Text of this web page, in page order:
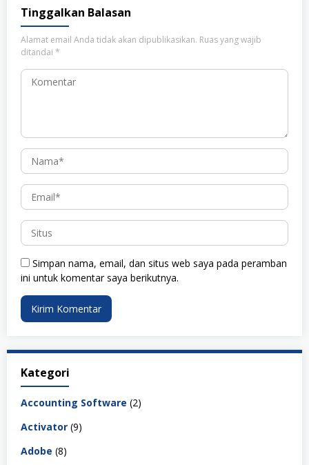
Tinggalkan Balasan
Alamat email Anda tidak akan dipublikasikan. Ruas yang wajib
ditandai *
Simpan nama, email, dan situs web saya pada peramban
ini untuk komentar saya berikutnya.
Kategori
Accounting Software (2)
Activator (9)
Adobe (8)